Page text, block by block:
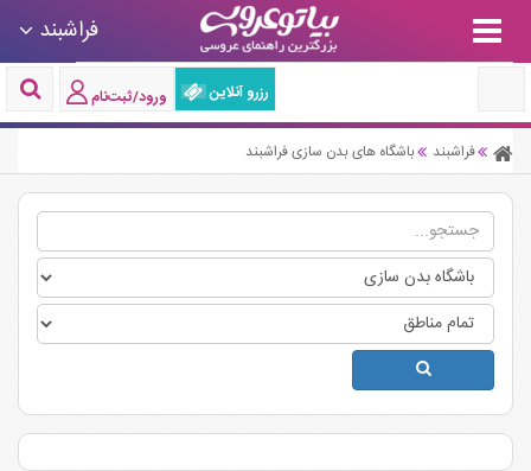
فراشبند
رزرو آنلاین ورود/ثبت‌نام
فراشبند باشگاه های بدن سازی فراشبند